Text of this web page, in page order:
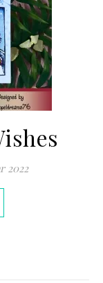
2022